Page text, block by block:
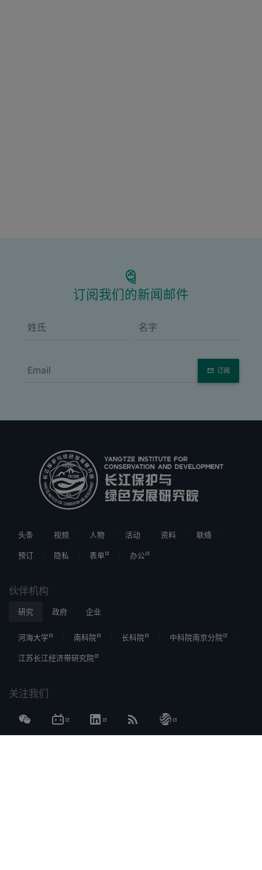
订阅我们的新闻邮件
订阅
头条 视频 人物 活动 资料 联络
预订 隐私 表单 办公
伙伴机构
研究 政府 企业
河海大学 南科院 长科院 中科院南京分院
江苏长江经济带研究院
关注我们